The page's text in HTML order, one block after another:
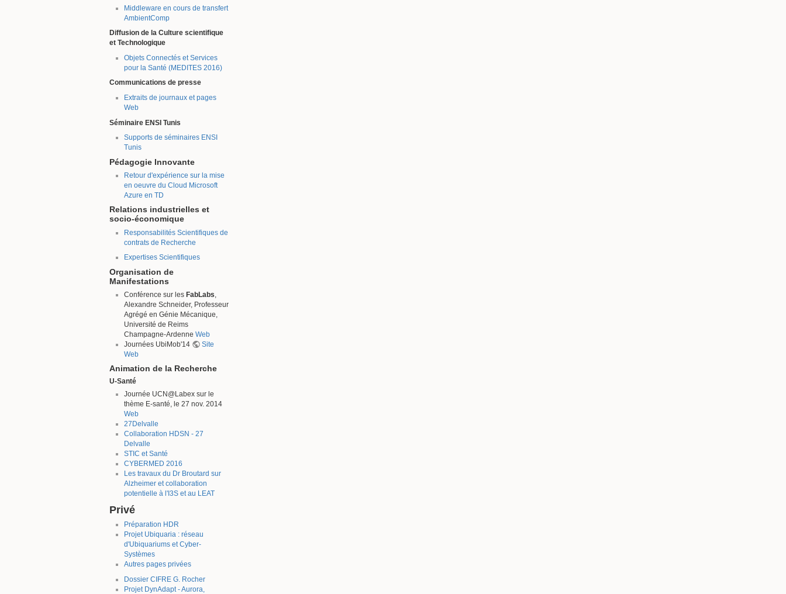
Middleware en cours de transfert
AmbientComp
Diffusion de la Culture scientifique
et Technologique
Objets Connectés et Services
pour la Santé (MEDITES 2016)
Communications de presse
Extraits de journaux et pages
Web
Séminaire ENSI Tunis
Supports de séminaires ENSI
Tunis
Pédagogie Innovante
Retour d'expérience sur la mise
en oeuvre du Cloud Microsoft
Azure en TD
Relations industrielles et
socio-économique
Responsabilités Scientifiques de
contrats de Recherche
Expertises Scientifiques
Organisation de
Manifestations
Conférence sur les FabLabs
Alexandre Schneider, Professeur
Agrégé en Génie Mécanique,
Université de Reims
Champagne-Ardenne Web
Journées UbiMob'14
Site
Web
Animation de la Recherche
U-Santé
Journée UCN@Labex sur le
thème E-santé, le 27 nov. 2014
Web
27Delvalle
Collaboration HDSN - 27
Delvalle
STIC et Santé
CYBERMED 2016
Les travaux du Dr Broutard sur
Alzheimer et collaboration
potentielle à l'I3S et au LEAT
Privé
Préparation HDR
Projet Ubiquaria : réseau
d'Ubiquariums et Cyber-
Systèmes
Autres pages privées
Dossier CIFRE G. Rocher
Projet DynAdapt - Aurora,